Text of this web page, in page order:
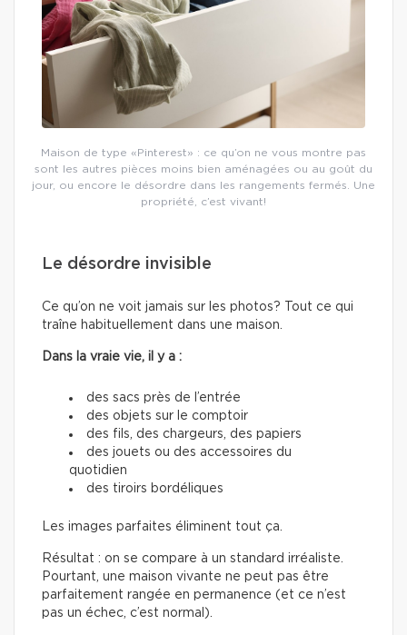
Maison de type «Pinterest» : ce qu’on ne vous montre pas
sont les autres pièces moins bien aménagées ou au goût du
jour, ou encore le désordre dans les rangements fermés. Une
propriété, c’est vivant!
Le désordre invisible
Ce qu’on ne voit jamais sur les photos? Tout ce qui
traîne habituellement dans une maison.
Dans la vraie vie, il y a :
des sacs près de l’entrée
des objets sur le comptoir
des fils, des chargeurs, des papiers
des jouets ou des accessoires du
quotidien
des tiroirs bordéliques
Les images parfaites éliminent tout ça.
Résultat : on se compare à un standard irréaliste.
Pourtant, une maison vivante ne peut pas être
parfaitement rangée en permanence (et ce n’est
pas un échec, c’est normal).